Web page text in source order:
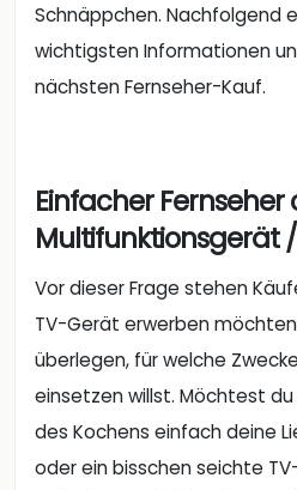
Schnäppchen. Nachfolgend
wichtigsten Informationen
nächsten Fernseher-Kauf.
Einfacher Fernseher
Multifunktionsgerät
Vor dieser Frage stehen
TV-Gerät erwerben
überlegen, für welche
einsetzen willst. Möchtest
des Kochens einfach deine
oder ein bisschen seichte